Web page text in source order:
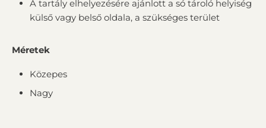
A tartály elhelyezésére ajánlott a só tároló helyiség
külső vagy belső oldala, a szükséges terület
Méretek
Közepes
Nagy